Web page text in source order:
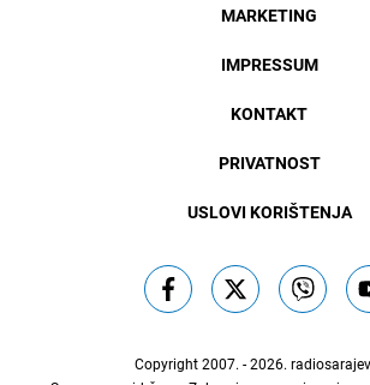
MARKETING
IMPRESSUM
KONTAKT
PRIVATNOST
USLOVI KORIŠTENJA
Copyright 2007. - 2026.